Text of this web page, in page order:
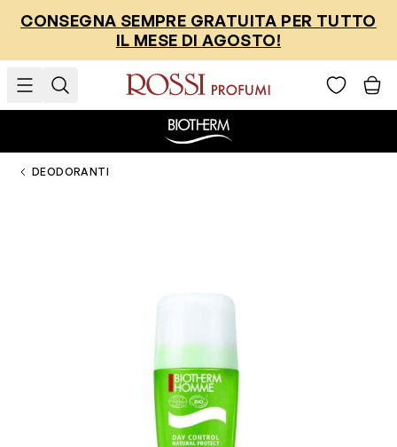
CONSEGNA SEMPRE GRATUITA PER TUTTO
IL MESE DI AGOSTO!
DEODORANTI